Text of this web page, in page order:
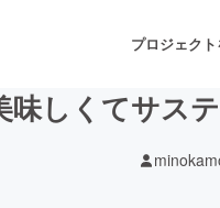
プロジェク
味しくてサス